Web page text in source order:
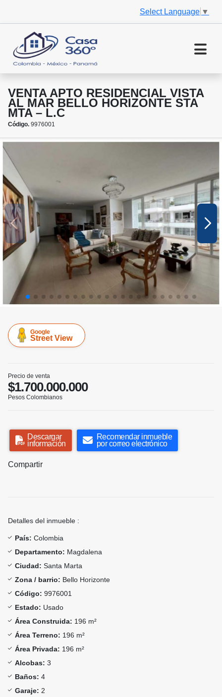
Select Language ▼
VENTA APTO RESIDENCIAL VISTA
AL MAR BELLO HORIZONTE STA
MTA – L.C
Código. 9976001
Google
Street View
Precio de venta
$1.700.000.000
Pesos Colombianos
Descargar
información
Recomendar inmueble
por correo electrónico
Compartir
Detalles del inmueble :
País: Colombia
Departamento: Magdalena
Ciudad: Santa Marta
Zona / barrio: Bello Horizonte
Código: 9976001
Estado: Usado
Área Construida: 196 m²
Área Terreno: 196 m²
Área Privada: 196 m²
Alcobas: 3
Baños: 4
Garaje: 2